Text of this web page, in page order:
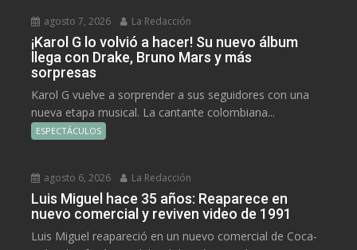
agosto 7, 2026 La Redacción
¡Karol G lo volvió a hacer! Su nuevo álbum
llega con Drake, Bruno Mars y más
sorpresas
Karol G vuelve a sorprender a sus seguidores con una
nueva etapa musical. La cantante colombiana...
ESPECTÁCULOS
agosto 6, 2026 La Redacción
Luis Miguel hace 35 años: Reaparece en
nuevo comercial y reviven video de 1991
Luis Miguel reapareció en un nuevo comercial de Coca-